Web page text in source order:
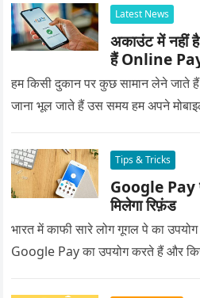
Latest News
अकाउंट में नहीं
हैं Online
हम किसी दुकान पर कुछ सामान लेने जाते
जाना भूल जाते हैं उस समय हम अपने
Tips & Tricks
Google Pay
मिलेगा रिफ़ंड
भारत में काफी सारे लोग गूगल पे का
Google Pay का उपयोग करते हैं और